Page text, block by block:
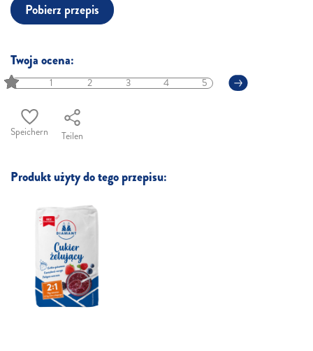
Pobierz przepis
Twoja ocena:
1 2 3 4 5
Speichern Teilen
Produkt użyty do tego przepisu: